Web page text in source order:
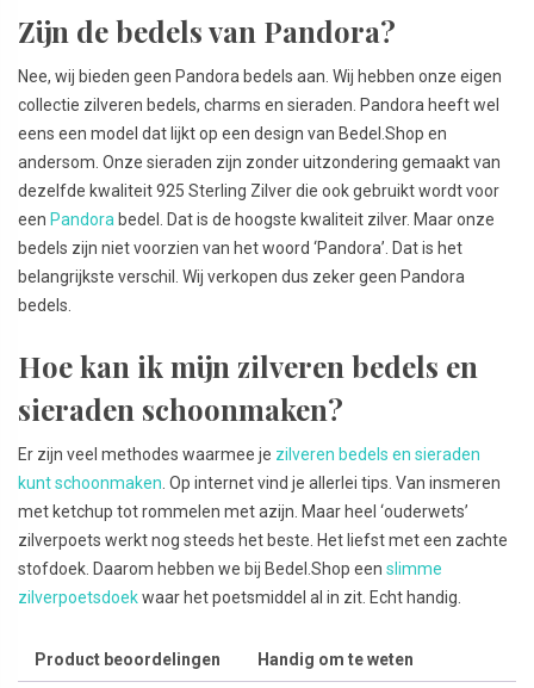
Zijn de bedels van Pandora?
Nee, wij bieden geen Pandora bedels aan. Wij hebben onze eigen
collectie zilveren bedels, charms en sieraden. Pandora heeft wel
eens een model dat lijkt op een design van Bedel.Shop en
andersom. Onze sieraden zijn zonder uitzondering gemaakt van
dezelfde kwaliteit 925 Sterling Zilver die ook gebruikt wordt voor
een Pandora bedel. Dat is de hoogste kwaliteit zilver. Maar onze
bedels zijn niet voorzien van het woord ‘Pandora’. Dat is het
belangrijkste verschil. Wij verkopen dus zeker geen Pandora
bedels.
Hoe kan ik mijn zilveren bedels en
sieraden schoonmaken?
Er zijn veel methodes waarmee je zilveren bedels en sieraden
kunt schoonmaken . Op internet vind je allerlei tips. Van insmeren
met ketchup tot rommelen met azijn. Maar heel ‘ouderwets’
zilverpoets werkt nog steeds het beste. Het liefst met een zachte
stofdoek. Daarom hebben we bij Bedel.Shop een slimme
zilverpoetsdoekwaar het poetsmiddel al in zit. Echt handig.
Product beoordelingen Handig om te weten